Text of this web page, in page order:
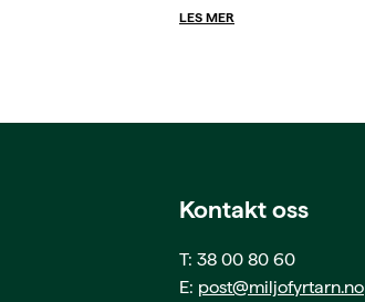
LES MER
Kontakt oss
T: 38 00 80 60
E: post@miljofyrtarn.no